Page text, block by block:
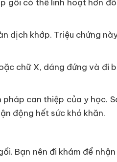
gối có thể linh hoạt hơn
dịch khớp. Triệu chứng
chữ X, dáng đứng và đi
can thiệp của y học.
động hết sức khó khăn.
Bạn nên đi khám để